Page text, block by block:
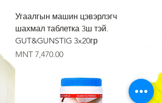
Угаалгын машин цэвэрлэгч
шахмал таблетка 3ш тэй.
GUT&GUNSTIG 3x20гр
Price
MNT 7,470.00